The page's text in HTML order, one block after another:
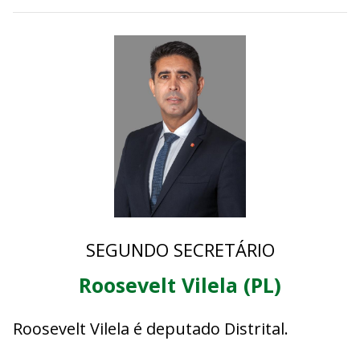
SEGUNDO SECRETÁRIO
Roosevelt Vilela (PL)
Roosevelt Vilela é deputado Distrital.